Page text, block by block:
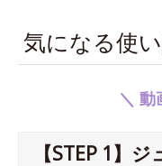
気になる使
＼ 動
【STEP 1】